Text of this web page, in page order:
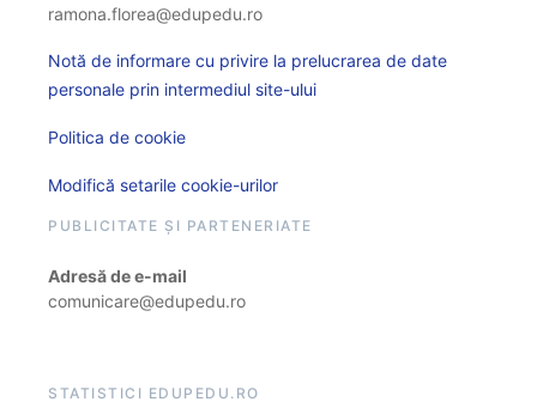
ramona.florea@edupedu.ro
Notă de informare cu privire la prelucrarea de date
personale prin intermediul site-ului
Politica de cookie
Modifică setarile cookie-urilor
PUBLICITATE ȘI PARTENERIATE
Adresă de e-mail
comunicare@edupedu.ro
STATISTICI EDUPEDU.RO